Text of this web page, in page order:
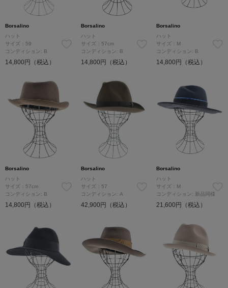
Borsalino
ハット
サイズ：59
コンディション: B
14,800円（税込）
Borsalino
ハット
サイズ：57cm
コンディション: B
14,800円（税込）
Borsalino
ハット
サイズ：M
コンディション: B
14,800円（税込）
Borsalino
ハット
サイズ：57cm
コンディション: B
14,800円（税込）
Borsalino
ハット
サイズ：57
コンディション: A
42,900円（税込）
Borsalino
ハット
サイズ：M
コンディション: 新品同様
21,600円（税込）